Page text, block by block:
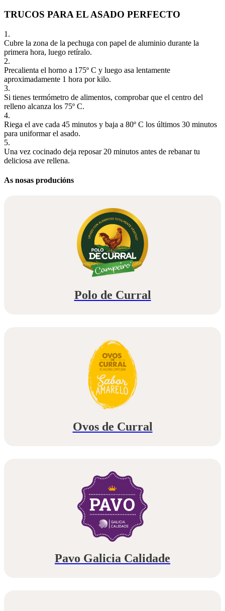
TRUCOS PARA EL ASADO PERFECTO
1.
Cubre la zona de la pechuga con papel de aluminio durante la
primera hora, luego retíralo.
2.
Precalienta el horno a 175º C y luego asa lentamente
aproximadamente 1 hora por kilo.
3.
Si tienes termómetro de alimentos, comprobar que el centro del
relleno alcanza los 75º C.
4.
Riega el ave cada 45 minutos y baja a 80º C los últimos 30 minutos
para uniformar el asado.
5.
Una vez cocinado deja reposar 20 minutos antes de rebanar tu
deliciosa ave rellena.
As nosas producións
Polo de Curral
Ovos de Curral
Pavo Galicia Calidade